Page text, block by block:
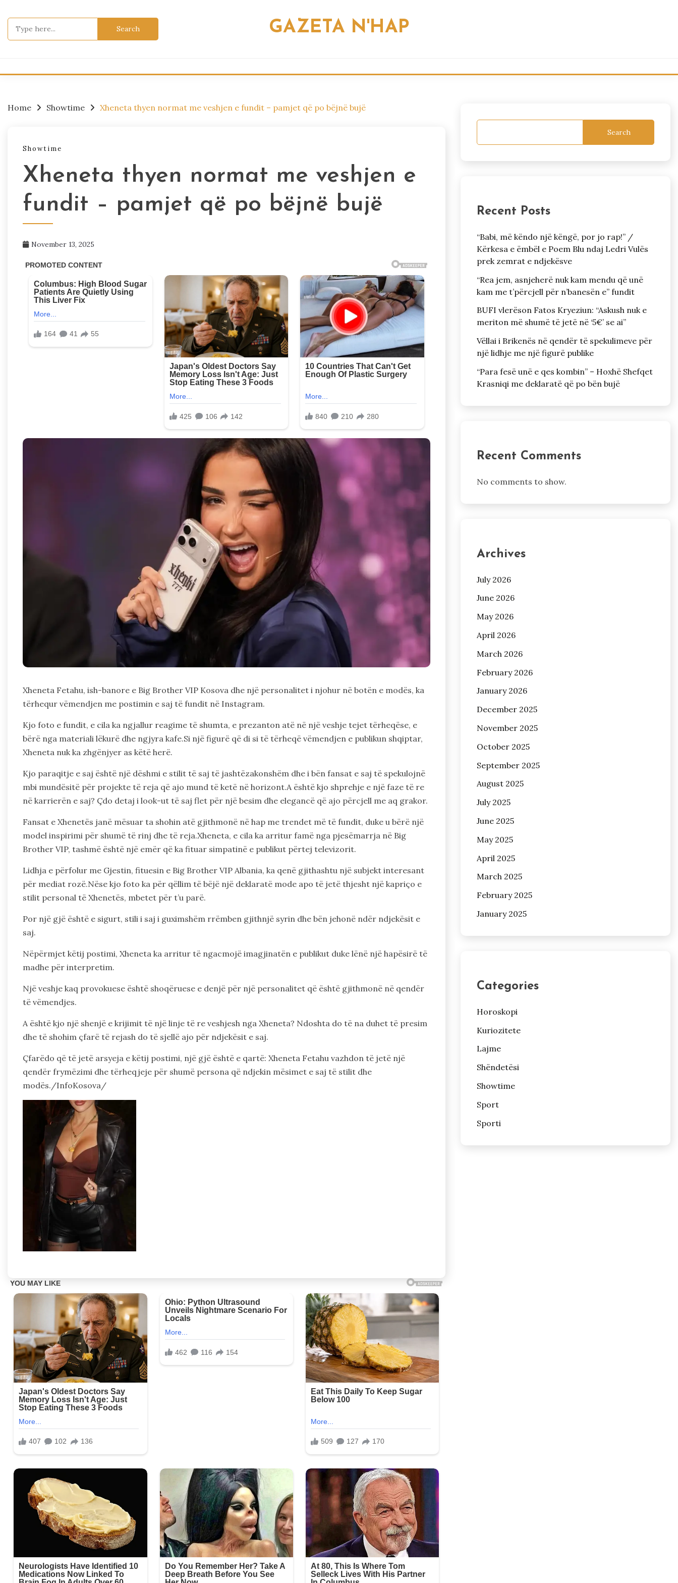
to
content
GAZETA N'HAP
Home Showtime Xheneta thyen normat me veshjen e fundit – pamjet që po bëjnë bujë
Showtime
Xheneta thyen normat me veshjen e
fundit – pamjet që po bëjnë bujë
November 13, 2025
Xheneta Fetahu, ish-banore e Big Brother VIP Kosova dhe një personalitet i njohur në botën e modës, ka
tërhequr vëmendjen me postimin e saj të fundit në Instagram.
Kjo foto e fundit, e cila ka ngjallur reagime të shumta, e prezanton atë në një veshje tejet tërheqëse, e
bërë nga materiali lëkurë dhe ngjyra kafe.Si një figurë që di si të tërheqë vëmendjen e publikun shqiptar,
Xheneta nuk ka zhgënjyer as këtë herë.
Kjo paraqitje e saj është një dëshmi e stilit të saj të jashtëzakonshëm dhe i bën fansat e saj të spekulojnë
mbi mundësitë për projekte të reja që ajo mund të ketë në horizont.A është kjo shprehje e një faze të re
në karrierën e saj? Çdo detaj i look-ut të saj flet për një besim dhe elegancë që ajo përcjell me aq grakor.
Fansat e Xhenetës janë mësuar ta shohin atë gjithmonë në hap me trendet më të fundit, duke u bërë një
model inspirimi për shumë të rinj dhe të reja.Xheneta, e cila ka arritur famë nga pjesëmarrja në Big
Brother VIP, tashmë është një emër që ka fituar simpatinë e publikut përtej televizorit.
Lidhja e përfolur me Gjestin, fituesin e Big Brother VIP Albania, ka qenë gjithashtu një subjekt interesant
për mediat rozë.Nëse kjo foto ka për qëllim të bëjë një deklaratë mode apo të jetë thjesht një kapriço e
stilit personal të Xhenetës, mbetet për t’u parë.
Por një gjë është e sigurt, stili i saj i guximshëm rrëmben gjithnjë syrin dhe bën jehonë ndër ndjekësit e
saj.
Nëpërmjet këtij postimi, Xheneta ka arritur të ngacmojë imagjinatën e publikut duke lënë një hapësirë të
madhe për interpretim.
Një veshje kaq provokuese është shoqëruese e denjë për një personalitet që është gjithmonë në qendër
të vëmendjes.
A është kjo një shenjë e krijimit të një linje të re veshjesh nga Xheneta? Ndoshta do të na duhet të presim
dhe të shohim çfarë të rejash do të sjellë ajo për ndjekësit e saj.
Çfarëdo që të jetë arsyeja e këtij postimi, një gjë është e qartë: Xheneta Fetahu vazhdon të jetë një
qendër frymëzimi dhe tërheqjeje për shumë persona që ndjekin mësimet e saj të stilit dhe
modës./InfoKosova/
Search
Recent Posts
“Babi, më këndo një këngë, por jo rap!” /
Kërkesa e ëmbël e Poem Blu ndaj Ledri Vulës
prek zemrat e ndjekësve
“Rea jem, asnjeherë nuk kam mendu që unë
kam me t’përcjell për n’banesën e” fundit
BUFI vlerëson Fatos Kryeziun: “Askush nuk e
meriton më shumë të jetë në ‘5€’ se ai”
Vëllai i Brikenës në qendër të spekulimeve për
një lidhje me një figurë publike
“Para fesë unë e qes kombin” – Hoxhë Shefqet
Krasniqi me deklaratë që po bën bujë
Recent Comments
No comments to show.
Archives
July 2026
June 2026
May 2026
April 2026
March 2026
February 2026
January 2026
December 2025
November 2025
October 2025
September 2025
August 2025
July 2025
June 2025
May 2025
April 2025
March 2025
February 2025
January 2025
Categories
Horoskopi
Kuriozitete
Lajme
Shëndetësi
Showtime
Sport
Sporti